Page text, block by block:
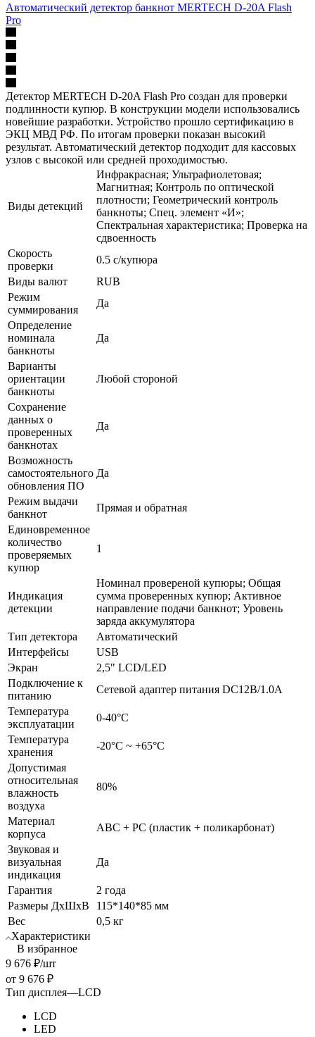
Автоматический детектор банкнот MERTECH D-20A Flash
Pro
Детектор MERTECH D-20A Flash Pro создан для проверки
подлинности купюр. В конструкции модели использовались
новейшие разработки. Устройство прошло сертификацию в
ЭКЦ МВД РФ. По итогам проверки показан высокий
результат. Автоматический детектор подходит для кассовых
узлов с высокой или средней проходимостью.
Виды детекций
Инфракрасная; Ультрафиолетовая;
Магнитная; Контроль по оптической
плотности; Геометрический контроль
банкноты; Спец. элемент «И»;
Спектральная характеристика; Проверка на
сдвоенность
Скорость
проверки
0.5 с/купюра
Виды валют
RUB
Режим
суммирования
Да
Определение
номинала
банкноты
Да
Варианты
ориентации
банкноты
Любой стороной
Сохранение
данных о
проверенных
банкнотах
Да
Возможность
самостоятельного
обновления ПО
Да
Режим выдачи
банкнот
Прямая и обратная
Единовременное
количество
проверяемых
купюр
1
Индикация
детекции
Номинал провереной купюры; Общая
сумма проверенных купюр; Активное
направление подачи банкнот; Уровень
заряда аккумулятора
Тип детектора
Автоматический
Интерфейсы
USB
Экран
2,5" LCD/LED
Подключение к
питанию
Сетевой адаптер питания DC12В/1.0A
Температура
эксплуатации
0-40°С
Температура
хранения
-20°С ~ +65°С
Допустимая
относительная
влажность
воздуха
80%
Материал
корпуса
ABC + PC (пластик + поликарбонат)
Звуковая и
визуальная
индикация
Да
Гарантия
2 года
Размеры ДхШхВ
115*140*85 мм
Вес
0,5 кг
Характеристики
В избранное
9 676 ₽/шт
от 9 676 ₽
Тип дисплея—LCD
LCD
LED